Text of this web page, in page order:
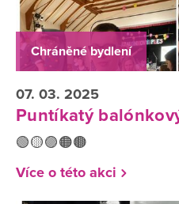
Chráněné bydlení
07. 03. 2025
Puntíkatý
🟢🟡🟣🟠🟤
Více o této akci